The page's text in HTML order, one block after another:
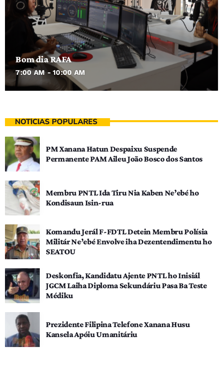
Bom dia RAFA
7:00 AM - 10:00 AM
NOTÍCIAS POPULARES
PM Xanana Hatun Despaixu Suspende
Permanente PAM Aileu João Bosco dos Santos
Membru PNTL Ida Tiru Nia Kaben Ne’ebé ho
Kondisaun Isin-rua
Komandu Jerál F-FDTL Detein Membru Polísia
Militár Ne’ebé Envolve iha Dezentendimentu ho
SEATOU
Deskonfia, Kandidatu Ajente PNTL ho Inisiál
JGCM Laiha Diploma Sekundáriu Pasa Ba Teste
Médiku
Prezidente Filipina Telefone Xanana Husu
Kansela Apóiu Umanitáriu